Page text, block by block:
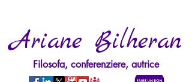
Ariane Bilheran
Filosofa, conferenziere, autrice